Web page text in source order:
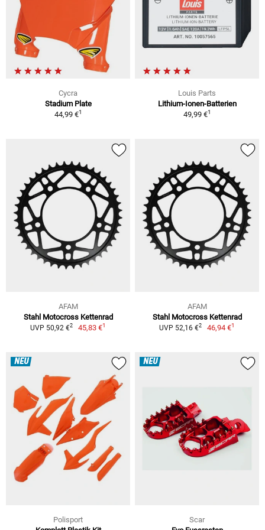
Cycra
Stadium Plate
44,99 €1
Louis Parts
Lithium-Ionen-Batterien
49,99 €1
AFAM
Stahl Motocross Kettenrad
UVP 50,92 €2 45,83 €1
AFAM
Stahl Motocross Kettenrad
UVP 52,16 €2 46,94 €1
NEU
Polisport
NEU
Scar